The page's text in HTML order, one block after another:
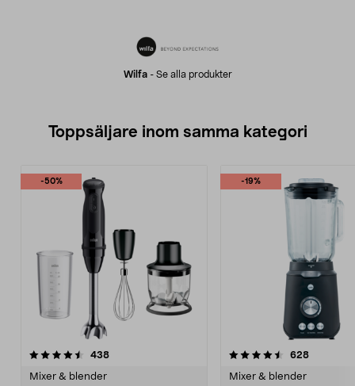
Wilfa- Se alla produkter
Toppsäljare inom samma kategori
-50%
438recensioner
Mixer & blender
-19%
4.5 av 5 stjärnor 628
Mixer & blender
4.5 av 5 stjärnor